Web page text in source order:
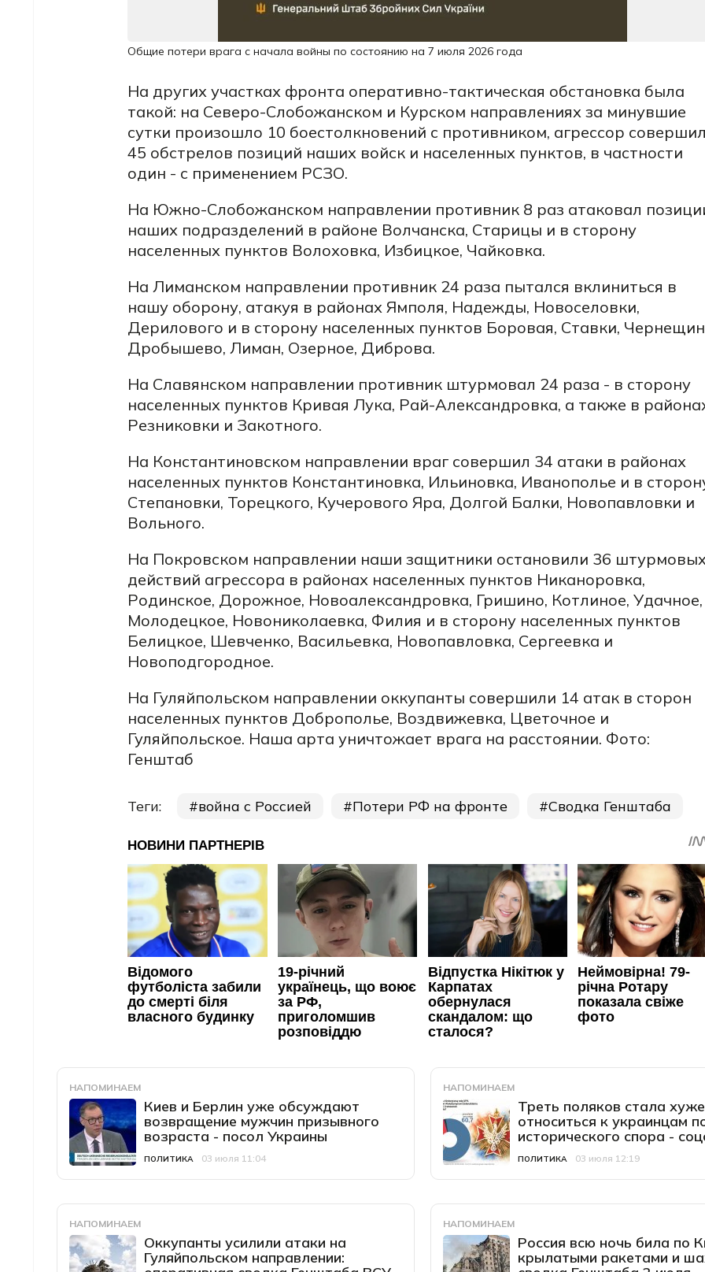
Общие потери врага с начала войны по состоянию на 7 июля 2026 года
На других участках фронта оперативно-тактическая обстановка была
такой: на Северо-Слобожанском и Курском направлениях за минувшие
сутки произошло 10 боестолкновений с противником, агрессор
45 обстрелов позиций наших войск и населенных пунктов, в частности
один - с применением РСЗО.
На Южно-Слобожанском направлении противник 8 раз атаковал
наших подразделений в районе Волчанска, Старицы и в сторону
населенных пунктов Волоховка, Избицкое, Чайковка.
На Лиманском направлении противник 24 раза пытался вклиниться в
нашу оборону, атакуя в районах Ямполя, Надежды, Новоселовки,
Дерилового и в сторону населенных пунктов Боровая, Ставки,
Дробышево, Лиман, Озерное, Диброва.
На Славянском направлении противник штурмовал 24 раза - в сторону
населенных пунктов Кривая Лука, Рай-Александровка, а также в
Резниковки и Закотного.
На Константиновском направлении враг совершил 34 атаки в районах
населенных пунктов Константиновка, Ильиновка, Иванополье и в
Степановки, Торецкого, Кучерового Яра, Долгой Балки, Новопавловки и
Вольного.
На Покровском направлении наши защитники остановили 36
действий агрессора в районах населенных пунктов Никаноровка,
Родинское, Дорожное, Новоалександровка, Гришино, Котлиное, Удачное,
Молодецкое, Новониколаевка, Филия и в сторону населенных пунктов
Белицкое, Шевченко, Васильевка, Новопавловка, Сергеевка и
Новоподгородное.
На Гуляйпольском направлении оккупанты совершили 14 атак в сторон
населенных пунктов Доброполье, Воздвижевка, Цветочное и
Гуляйпольское. Наша арта уничтожает врага на расстоянии. Фото:
Генштаб
Теги: война с Россией Потери РФ на фронте Сводка Генштаба
НАПОМИНАЕМ
Киев и Берлин уже обсуждают
возвращение мужчин призывного
возраста - посол Украины
Категория
ПОЛИТИКА
Дата публикации
03 июля 11:04
НАПОМИНАЕМ
Треть поляков стала хуже
относиться к украинцам
исторического спора -
Категория
ПОЛИТИКА
Дата публикации
03 июля 12:19
НАПОМИНАЕМ
Оккупанты усилили атаки на
Гуляйпольском направлении:
НАПОМИНАЕМ
Россия всю ночь била по
крылатыми ракетами и